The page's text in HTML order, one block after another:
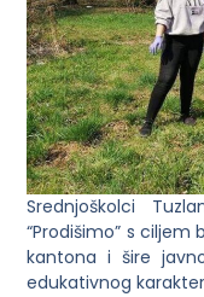
Srednjoškolci
“Prodišimo” s
kantona i šire
edukativnog